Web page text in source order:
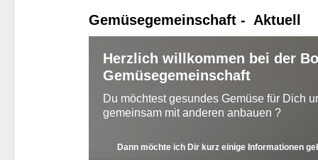
Gemüsegemeinschaft - Aktuell
Herzlich willkommen bei der
Gemüsegemeinschaft
Du möchtest gesundes Gemüse für Dich
gemeinsam mit anderen anbauen ?
Dann möchte ich Dir kurz einige Informationen